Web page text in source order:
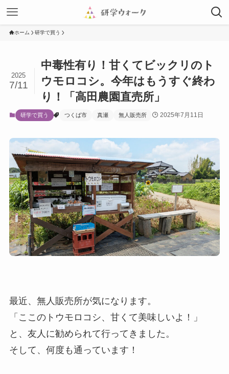
ホーム 研学で買う
中毒性有り！甘くてビックリのト
ウモロコシ。今年はもうすぐ終わ
り！「高田農園直売所」
2025
7/11
研学で買う つくば市 真瀬 無人販売所 2025年7月11日
最近、無人販売所が気になります。
「ここのトウモロコシ、甘くて美味しいよ！」
と、友人に勧められて行ってきました。
そして、何度も通っています！